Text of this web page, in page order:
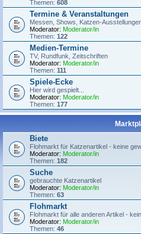
Themen: 608
Termine & Veranstaltungen
Messen, Shows, Katzen-
Moderator: Moderator/in
Themen: 122
Medien-Termine
TV, Rundfunk, Zeitschriften
Moderator: Moderator/in
Themen: 111
Spiele-Ecke
Hier wird gespielt...
Moderator: Moderator/in
Themen: 177
Biete
Flohmarkt für Katzenartikel - keine
Moderator: Moderator/in
Themen: 182
Suche
gebrauchte Katzenartikel
Moderator: Moderator/in
Themen: 63
Flohmarkt
Flohmarkt für alle anderen Artikel -
Moderator: Moderator/in
Themen: 46